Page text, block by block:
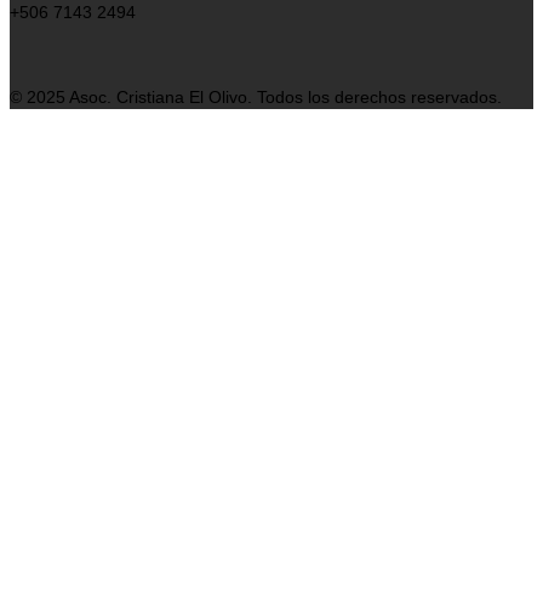
+506 7143 2494
© 2025 Asoc. Cristiana El Olivo. Todos los derechos reservados.